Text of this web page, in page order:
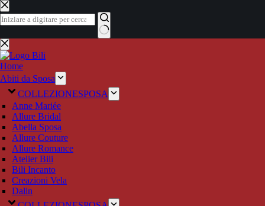
Salta
al
contenuto
Nessun
risultato
Home
Abiti da Sposa
COLLEZIONESPOSA
Anne Mariée
Allure Bridal
Abella Sposa
Allure Couture
Allure Romance
Atelier Bili
Bili Incanto
Creazioni Vela
Dalin